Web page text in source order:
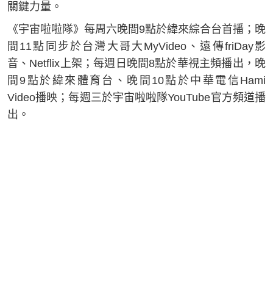
關鍵力量。
《宇宙啦啦隊》每周六晚間9點於緯來綜合台首播；晚
間11點同步於台灣大哥大MyVideo、遠傳friDay影
音、Netflix上架；每週日晚間8點於華視主頻播出，晚
間9點於緯來體育台、晚間10點於中華電信Hami
Video播映；每週三於宇宙啦啦隊YouTube官方頻道播
出。